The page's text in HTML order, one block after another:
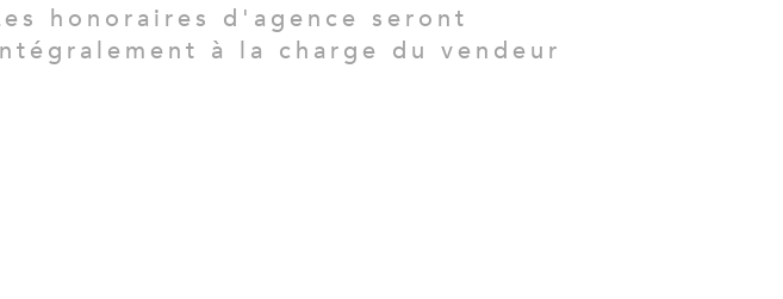
honoraires d'agence seront
à la charge du vendeur